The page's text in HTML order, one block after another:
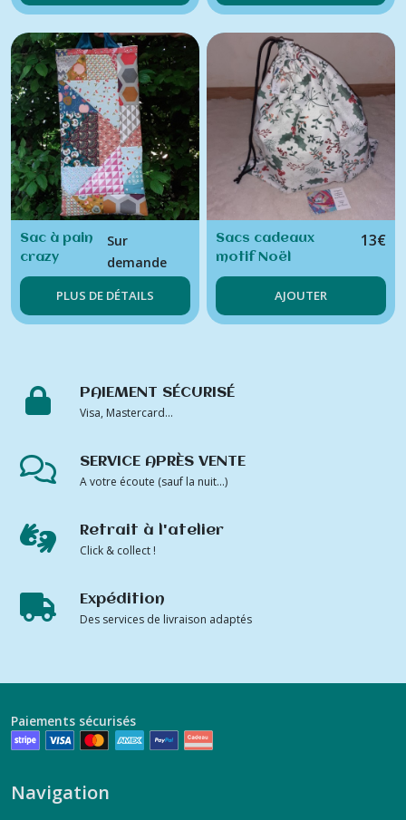
Sac à pain
crazy
patchwork
enduit
Sur
demande
PLUS DE DÉTAILS
Sacs cadeaux
motif Noël
13€
AJOUTER
PAIEMENT SÉCURISÉ
Visa, Mastercard...
SERVICE APRÈS VENTE
A votre écoute (sauf la nuit...)
Retrait à l'atelier
Click & collect !
Expédition
Des services de livraison adaptés
Paiements sécurisés
Navigation